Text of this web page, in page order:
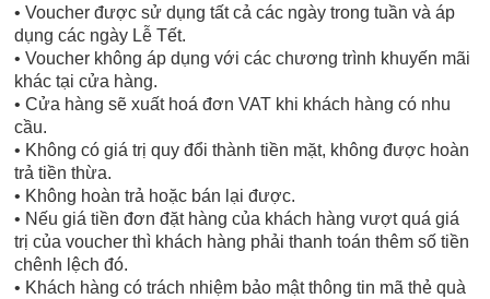
• Voucher được sử dụng tất cả các ngày trong tuần và áp
dụng các ngày Lễ Tết.
• Voucher không áp dụng với các chương trình khuyến mãi
khác tại cửa hàng.
• Cửa hàng sẽ xuất hoá đơn VAT khi khách hàng có nhu
cầu.
• Không có giá trị quy đổi thành tiền mặt, không được hoàn
trả tiền thừa.
• Không hoàn trả hoặc bán lại được.
• Nếu giá tiền đơn đặt hàng của khách hàng vượt quá giá
trị của voucher thì khách hàng phải thanh toán thêm số tiền
chênh lệch đó.
• Khách hàng có trách nhiệm bảo mật thông tin mã thẻ quà